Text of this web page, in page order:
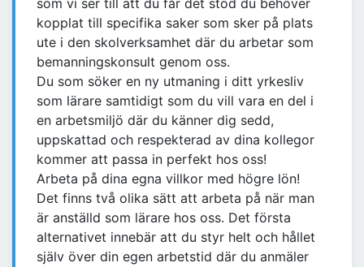
som vi ser till att du får det stöd du behöver
kopplat till specifika saker som sker på plats
ute i den skolverksamhet där du arbetar som
bemanningskonsult genom oss.
Du som söker en ny utmaning i ditt yrkesliv
som lärare samtidigt som du vill vara en del i
en arbetsmiljö där du känner dig sedd,
uppskattad och respekterad av dina kollegor
kommer att passa in perfekt hos oss!
Arbeta på dina egna villkor med högre lön!
Det finns två olika sätt att arbeta på när man
är anställd som lärare hos oss. Det första
alternativet innebär att du styr helt och hållet
själv över din egen arbetstid där du anmäler